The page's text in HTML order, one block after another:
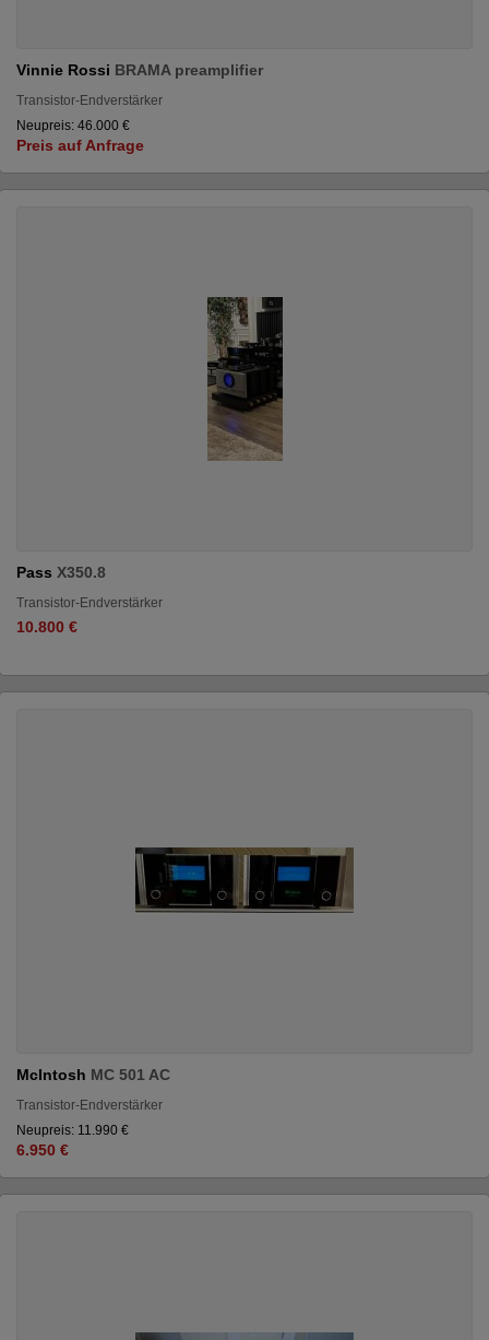
Vinnie Rossi BRAMA preamplifier
Transistor-Endverstärker
Neupreis: 46.000 €
Preis auf Anfrage
Pass X350.8
Transistor-Endverstärker
10.800 €
McIntosh MC 501 AC
Transistor-Endverstärker
Neupreis: 11.990 €
6.950 €